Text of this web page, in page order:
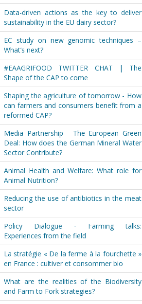
Data-driven actions as the key to deliver
sustainability in the EU dairy sector?
EC study on new genomic techniques –
What’s next?
#EAAGRIFOOD TWITTER CHAT | The
Shape of the CAP to come
Shaping the agriculture of tomorrow - How
can farmers and consumers benefit from a
reformed CAP?
Media Partnership - The European Green
Deal: How does the German Mineral Water
Sector Contribute?
Animal Health and Welfare: What role for
Animal Nutrition?
Reducing the use of antibiotics in the meat
sector
Policy Dialogue - Farming talks:
Experiences from the field
La stratégie « De la ferme à la fourchette »
en France : cultiver et consommer bio
What are the realities of the Biodiversity
and Farm to Fork strategies?